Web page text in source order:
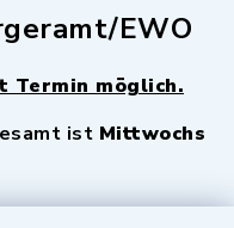
EWO
Termin möglich.
ist Mittwochs